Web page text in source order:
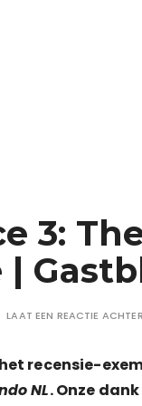
3:
|
LAAT EEN REACTIE ACHTER
recensie-
NL. Onze